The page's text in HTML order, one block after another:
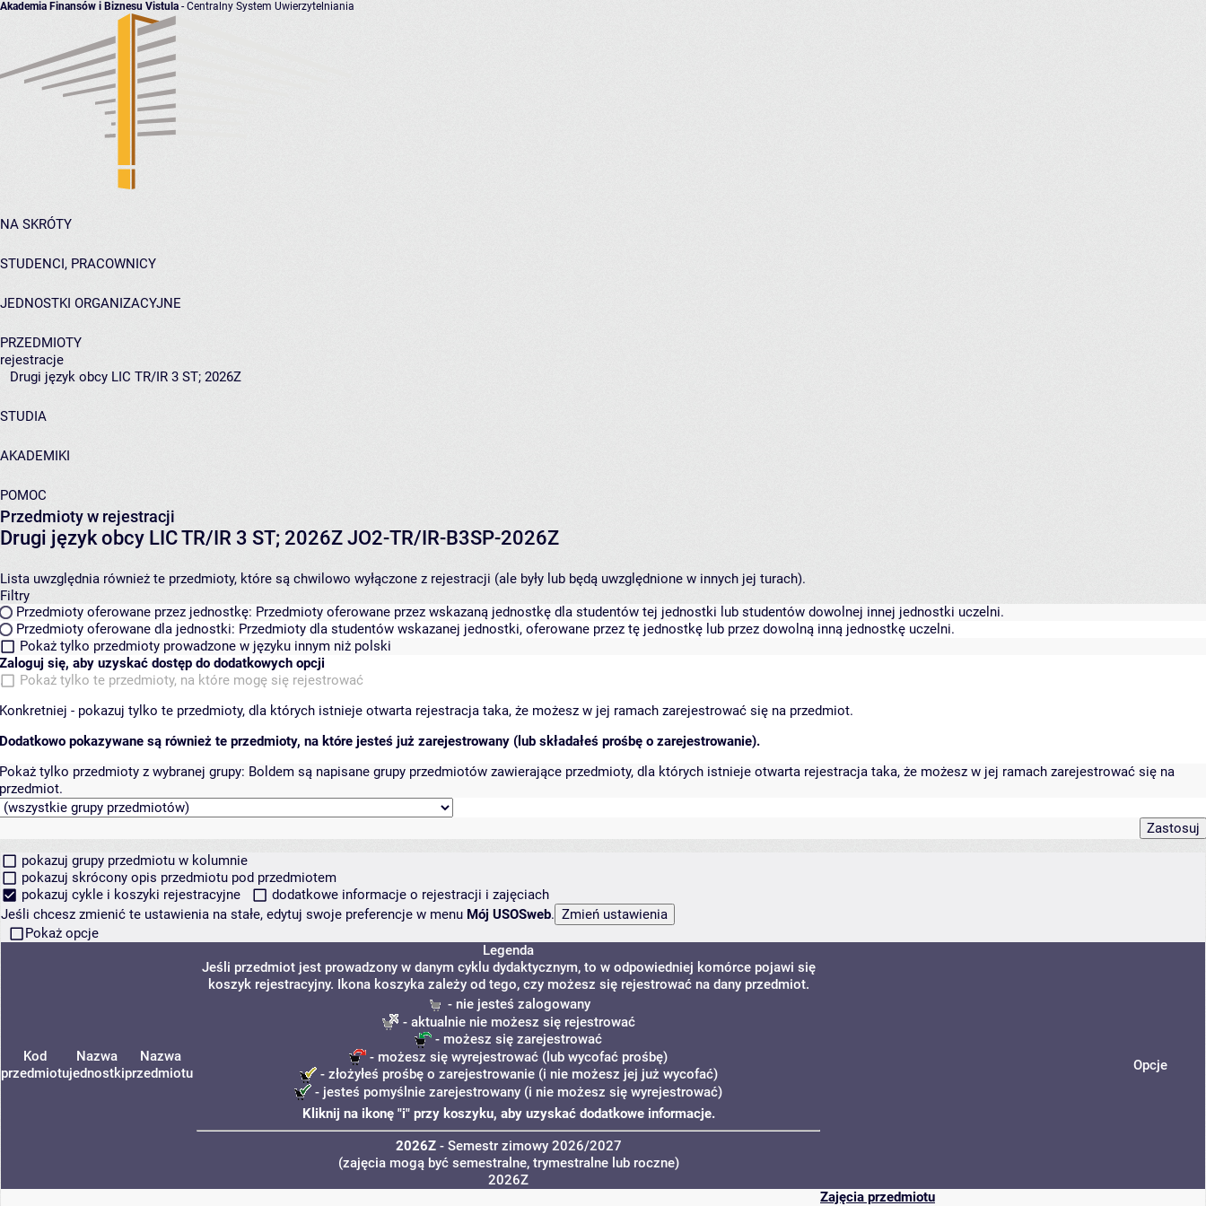
Akademia Finansów i Biznesu Vistula - Centralny System Uwierzytelniania
NA SKRÓTY
STUDENCI, PRACOWNICY
JEDNOSTKI ORGANIZACYJNE
PRZEDMIOTY
rejestracje
Drugi język obcy LIC TR/IR 3 ST; 2026Z
STUDIA
AKADEMIKI
POMOC
Przedmioty w rejestracji
Drugi język obcy LIC TR/IR 3 ST; 2026Z JO2-TR/IR-B3SP-2026Z
Lista uwzględnia również te przedmioty, które są chwilowo wyłączone z rejestracji (ale były lub będą uwzględnione w innych jej turach).
Filtry
Przedmioty oferowane przez jednostkę: Przedmioty oferowane przez wskazaną jednostkę dla studentów tej jednostki lub studentów dowolnej innej jednostki uczelni.
Przedmioty oferowane dla jednostki: Przedmioty dla studentów wskazanej jednostki, oferowane przez tę jednostkę lub przez dowolną inną jednostkę uczelni.
Pokaż tylko przedmioty prowadzone w języku innym niż polski
Zaloguj się, aby uzyskać dostęp do dodatkowych opcji
Pokaż tylko te przedmioty, na które mogę się rejestrować
Konkretniej - pokazuj tylko te przedmioty, dla których istnieje otwarta rejestracja taka, że możesz w jej ramach zarejestrować się na przedmiot.
Dodatkowo pokazywane są również te przedmioty, na które jesteś już zarejestrowany (lub składałeś prośbę o zarejestrowanie).
Pokaż tylko przedmioty z wybranej grupy: Boldem są napisane grupy przedmiotów zawierające przedmioty, dla których istnieje otwarta rejestracja taka, że możesz w jej ramach zarejestrować się na
przedmiot.
pokazuj grupy przedmiotu w kolumnie
pokazuj skrócony opis przedmiotu pod przedmiotem
pokazuj cykle i koszyki rejestracyjne
dodatkowe informacje o rejestracji i zajęciach
Jeśli chcesz zmienić te ustawienia na stałe, edytuj swoje preferencje w menu Mój USOSweb.
Pokaż opcje
Kod
przedmiotu
Nazwa
jednostki
Nazwa
przedmiotu
Legenda
Jeśli przedmiot jest prowadzony w danym cyklu dydaktycznym, to w odpowiedniej komórce pojawi się
koszyk rejestracyjny. Ikona koszyka zależy od tego, czy możesz się rejestrować na dany przedmiot.
- nie jesteś zalogowany
- aktualnie nie możesz się rejestrować
- możesz się zarejestrować
- możesz się wyrejestrować (lub wycofać prośbę)
- złożyłeś prośbę o zarejestrowanie (i nie możesz jej już wycofać)
- jesteś pomyślnie zarejestrowany (i nie możesz się wyrejestrować)
Kliknij na ikonę "i" przy koszyku, aby uzyskać dodatkowe informacje.
2026Z- Semestr zimowy 2026/2027
(zajęcia mogą być semestralne, trymestralne lub roczne)
Opcje
2026Z
Zajęcia przedmiotu